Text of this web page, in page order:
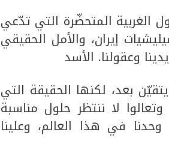
الغربية المتحضّرة التي تدّعي
إيران، والأمل الحقيقي
وعقولنا. الأسد
يتقيّن بعد، لكنها الحقيقة التي
لا ننتظر حلول مناسبة
في هذا العالم، وعلينا